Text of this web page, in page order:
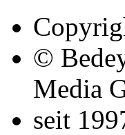
©
Media
seit